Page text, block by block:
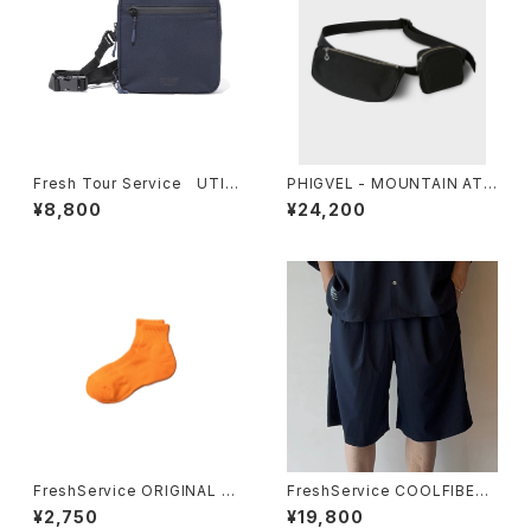
Fresh Tour Service UTILI
TY SLING BAG
¥8,800
PHIGVEL - MOUNTAIN ATT
ACHMENT BAG
¥24,200
FreshService ORIGINAL 3-
PACK SHORT SOCKS
¥2,750
FreshService COOLFIBER
TWO TUCK EASY SHORTS
¥19,800